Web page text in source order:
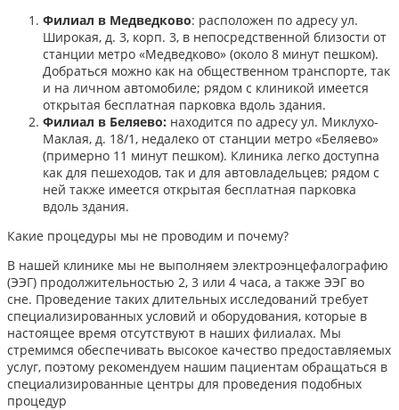
Филиал в Медведково: расположен по адресу ул.
Широкая, д. 3, корп. 3, в непосредственной близости от
станции метро «Медведково» (около 8 минут пешком).
Добраться можно как на общественном транспорте, так
и на личном автомобиле; рядом с клиникой имеется
открытая бесплатная парковка вдоль здания.
Филиал в Беляево: находится по адресу ул. Миклухо-
Маклая, д. 18/1, недалеко от станции метро «Беляево»
(примерно 11 минут пешком). Клиника легко доступна
как для пешеходов, так и для автовладельцев; рядом с
ней также имеется открытая бесплатная парковка
вдоль здания.
Какие процедуры мы не проводим и почему?
В нашей клинике мы не выполняем электроэнцефалографию
(ЭЭГ) продолжительностью 2, 3 или 4 часа, а также ЭЭГ во
сне. Проведение таких длительных исследований требует
специализированных условий и оборудования, которые в
настоящее время отсутствуют в наших филиалах. Мы
стремимся обеспечивать высокое качество предоставляемых
услуг, поэтому рекомендуем нашим пациентам обращаться в
специализированные центры для проведения подобных
процедур